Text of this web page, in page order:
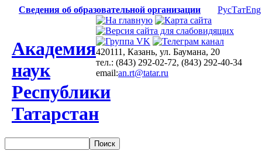
Сведения об образовательной организации РусТатEng
Академия
наук
Республики
Татарстан
420111, Казань, ул. Баумана, 20
тел.: (843) 292-02-72, (843) 292-40-34
email:an.rt@tatar.ru